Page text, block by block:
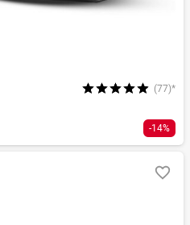
(77)*
-14%